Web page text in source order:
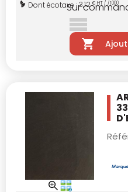
Dont écotaxe :3,12€ HT / /1000
Sur